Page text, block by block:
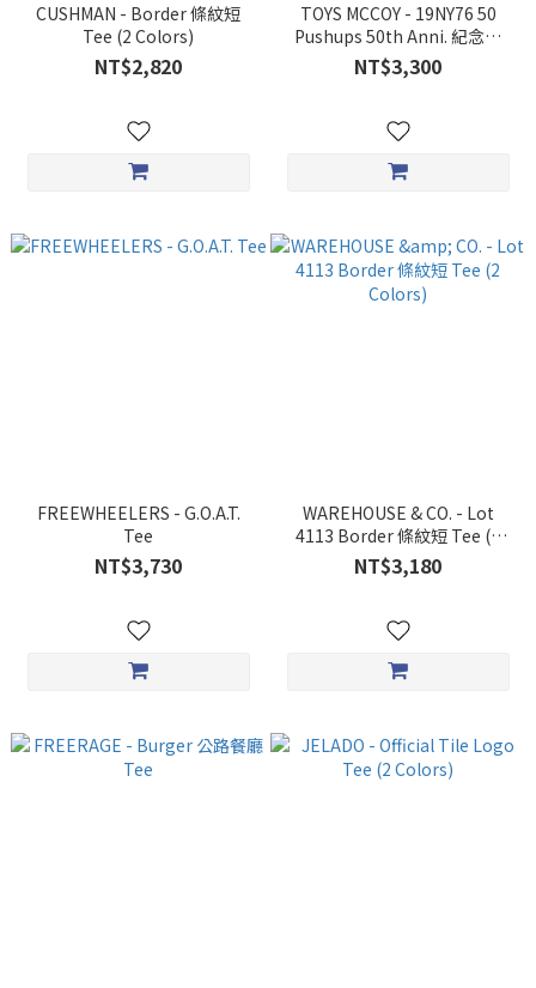
CUSHMAN - Border 條紋短
Tee (2 Colors)
NT$2,820
TOYS MCCOY - 19NY76 50
Pushups 50th Anni. 紀念短
Tee (G)
NT$3,300
FREEWHEELERS - G.O.A.T.
Tee
NT$3,730
WAREHOUSE & CO. - Lot
4113 Border 條紋短 Tee (2
Colors)
NT$3,180